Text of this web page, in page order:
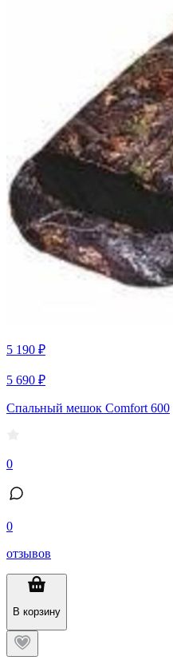
5 190 ₽
5 690 ₽
Спальный мешок Comfort 600
0
0
отзывов
В корзину